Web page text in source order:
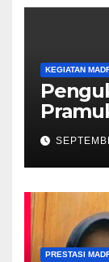
KEGIATAN
Pantai
PRESTASI